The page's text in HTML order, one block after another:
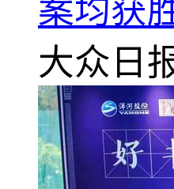
案均获
大众日